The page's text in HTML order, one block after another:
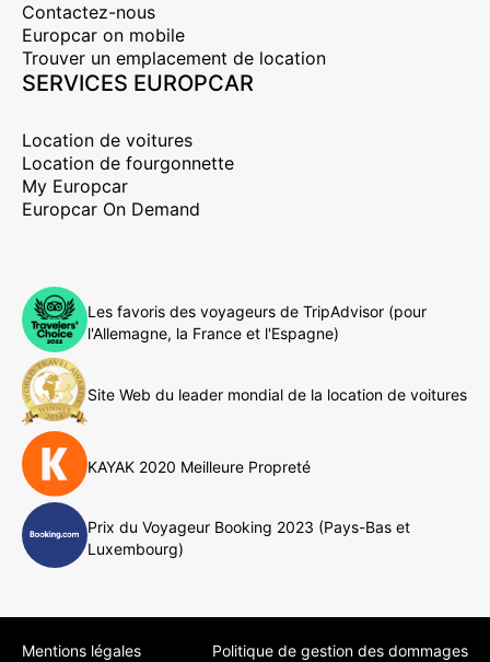
Contactez-nous
Europcar on mobile
Trouver un emplacement de location
SERVICES EUROPCAR
Location de voitures
Location de fourgonnette
My Europcar
Europcar On Demand
Les favoris des voyageurs de TripAdvisor (pour
l'Allemagne, la France et l'Espagne)
Site Web du leader mondial de la location de voitures
KAYAK 2020 Meilleure Propreté
Prix du Voyageur Booking 2023 (Pays-Bas et
Luxembourg)
Mentions légales Politique de gestion des dommages